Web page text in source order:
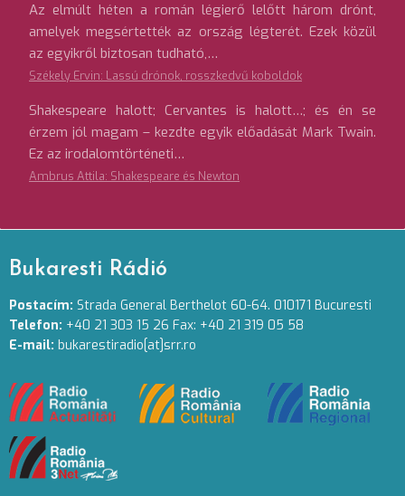
Az elmúlt héten a román légierő lelőtt három drónt,
amelyek megsértették az ország légterét. Ezek közül
az egyikről biztosan tudható,…
Székely Ervin: Lassú drónok, rosszkedvű koboldok
Shakespeare halott; Cervantes is halott…; és én se
érzem jól magam – kezdte egyik előadását Mark Twain.
Ez az irodalomtörténeti…
Ambrus Attila: Shakespeare és Newton
Bukaresti Rádió
Postacím: Strada General Berthelot 60-64. 010171 Bucuresti
Telefon: +40 21 303 15 26 Fax: +40 21 319 05 58
E-mail: bukarestiradio[at]srr.ro